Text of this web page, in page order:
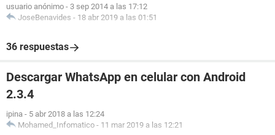
usuario anónimo - 3 sep 2014 a las 17:12
JoseBenavides - 18 abr 2019 a las 01:51
36 respuestas
Descargar WhatsApp en celular con Android
2.3.4
ipina - 5 abr 2018 a las 12:24
Mohamed_Infomatico - 11 mar 2019 a las 12:21